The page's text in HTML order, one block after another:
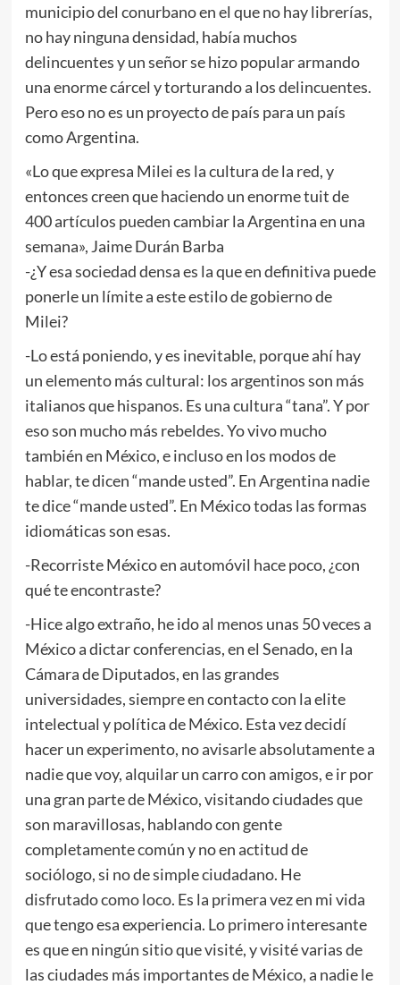
municipio del conurbano en el que no hay librerías,
no hay ninguna densidad, había muchos
delincuentes y un señor se hizo popular armando
una enorme cárcel y torturando a los delincuentes.
Pero eso no es un proyecto de país para un país
como Argentina.
«Lo que expresa Milei es la cultura de la red, y
entonces creen que haciendo un enorme tuit de
400 artículos pueden cambiar la Argentina en una
semana», Jaime Durán Barba
-¿Y esa sociedad densa es la que en definitiva puede
ponerle un límite a este estilo de gobierno de
Milei?
-Lo está poniendo, y es inevitable, porque ahí hay
un elemento más cultural: los argentinos son más
italianos que hispanos. Es una cultura “tana”. Y por
eso son mucho más rebeldes. Yo vivo mucho
también en México, e incluso en los modos de
hablar, te dicen “mande usted”. En Argentina nadie
te dice “mande usted”. En México todas las formas
idiomáticas son esas.
-Recorriste México en automóvil hace poco, ¿con
qué te encontraste?
-Hice algo extraño, he ido al menos unas 50 veces a
México a dictar conferencias, en el Senado, en la
Cámara de Diputados, en las grandes
universidades, siempre en contacto con la elite
intelectual y política de México. Esta vez decidí
hacer un experimento, no avisarle absolutamente a
nadie que voy, alquilar un carro con amigos, e ir por
una gran parte de México, visitando ciudades que
son maravillosas, hablando con gente
completamente común y no en actitud de
sociólogo, si no de simple ciudadano. He
disfrutado como loco. Es la primera vez en mi vida
que tengo esa experiencia. Lo primero interesante
es que en ningún sitio que visité, y visité varias de
las ciudades más importantes de México, a nadie le